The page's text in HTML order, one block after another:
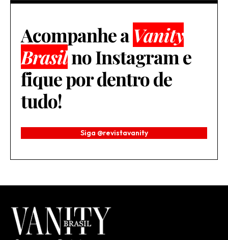
Acompanhe aVanity
Brasilno Instagram e
fique por dentro de
tudo!
Siga @revistavanity